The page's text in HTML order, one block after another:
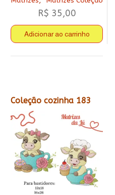
R$ 35,00
Adicionar ao carrinho
Coleção cozinha 183